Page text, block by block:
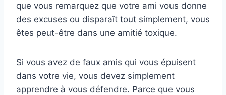
que vous remarquez que votre ami vous donne
des excuses ou disparaît tout simplement, vous
êtes peut-être dans une amitié toxique.
Si vous avez de faux amis qui vous épuisent
dans votre vie, vous devez simplement
apprendre à vous défendre. Parce que vous